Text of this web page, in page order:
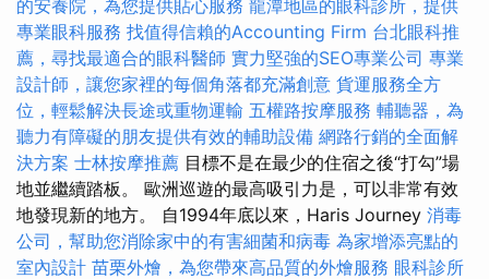
的安養院，為您提供貼心服務 龍潭地區的眼科診所，提供
專業眼科服務 找值得信賴的Accounting Firm 台北眼科推
薦，尋找最適合的眼科醫師 實力堅強的SEO專業公司 專業
設計師，讓您家裡的每個角落都充滿創意 貨運服務全方
位，輕鬆解決長途或重物運輸 五權路按摩服務 輔聽器，為
聽力有障礙的朋友提供有效的輔助設備 網路行銷的全面解
決方案 士林按摩推薦 目標不是在最少的住宿之後“打勾”場
地並繼續踏板。 歐洲巡遊的最高吸引力是，可以非常有效
地發現新的地方。 自1994年底以來，Haris Journey 消毒
公司，幫助您消除家中的有害細菌和病毒 為家增添亮點的
室內設計 苗栗外燴，為您帶來高品質的外燴服務 眼科診所